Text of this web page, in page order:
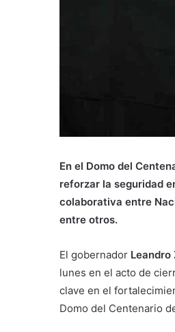
En el Domo del
reforzar la seguridad
colaborativa entre
entre otros.
El gobernador Leandro
lunes en el acto de
clave en el
Domo del Centenario